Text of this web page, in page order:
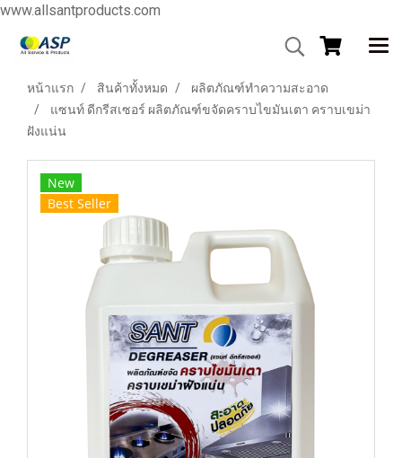
www.allsantproducts.com
หน้าแรก สินค้าทั้งหมด
ผลิตภัณฑ์ทำความสะอาด
แซนท์ ดีกรีสเซอร์ ผลิตภัณฑ์ขจัดคราบไขมันเตา คราบเขม่า
ฝังแน่น
New
Best Seller